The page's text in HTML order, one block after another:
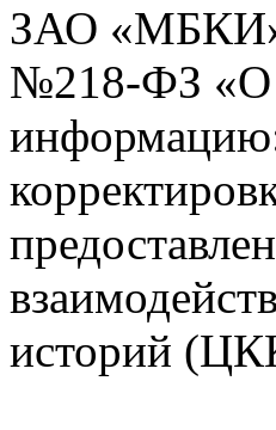
ЗАО «МБКИ»
№218-ФЗ «О
историй